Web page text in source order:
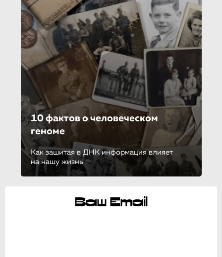
10 фактов о человеческом
геноме
Как зашитая в ДНК информация влияет
на нашу жизнь
Ваш Email